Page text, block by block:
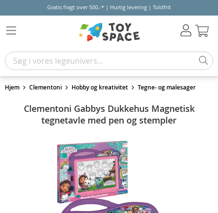
Gratis fragt over 500,-* | Hurtig levering | Toldfrit
Hjem Clementoni Hobby og kreativitet Tegne- og malesager
Clementoni Gabbys Dukkehus Magnetisk
tegnetavle med pen og stempler